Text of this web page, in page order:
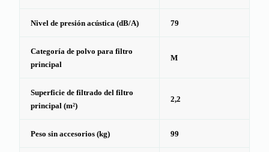
Nivel de presión acústica (dB/A) 79
Categoría de polvo para filtro
principal
M
Superficie de filtrado del filtro
principal (m²)
2,2
Peso sin accesorios (kg) 99